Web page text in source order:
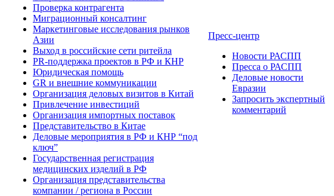
Проверка контрагента
Миграционный консалтинг
Маркетинговые исследования рынков
Азии
Выход в российские сети ритейла
PR-поддержка проектов в РФ и КНР
Юридическая помощь
GR и внешние коммуникации
Организация деловых визитов в Китай
Привлечение инвестиций
Организация импортных поставок
Представительство в Китае
Деловые мероприятия в РФ и КНР “под
ключ”
Государственная регистрация
медицинских изделий в РФ
Организация представительства
компании / региона в России
Пресс-центр
Новости РАСПП
Пресса о РАСПП
Деловые новости
Евразии
Запросить экспертный
комментарий